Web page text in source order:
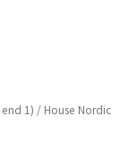
1) / House Nordic